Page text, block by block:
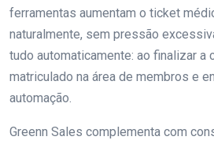
ferramentas aumentam o ticket
naturalmente, sem pressão
tudo automaticamente: ao finalizar a
matriculado na área de membros e
automação.
Greenn Sales complementa com